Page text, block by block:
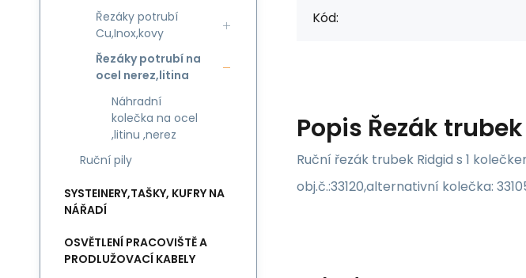
Kód:
Popis Řezák
Ruční řezák trubek Ridgid s 1
obj.č.:33120,alternativní kolečka:
Řezáky potrubí
Cu,Inox,kovy
Řezáky potrubí na
ocel nerez,litina
Náhradní
kolečka na ocel
,litinu ,nerez
Ruční pily
SYSTEINERY,TAŠKY, KUFRY NA
NÁŘADÍ
OSVĚTLENÍ PRACOVIŠTĚ A
PRODLUŽOVACÍ KABELY